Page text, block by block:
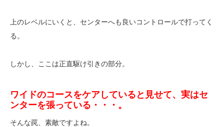
上のレベルにいくと、センターへも良いコントロールで打ってく
る。
しかし、ここは正直駆け引きの部分。
ワイドのコースをケアしていると見せて、実はセ
ンターを張っている・・・。
そんな罠、素敵ですよね。